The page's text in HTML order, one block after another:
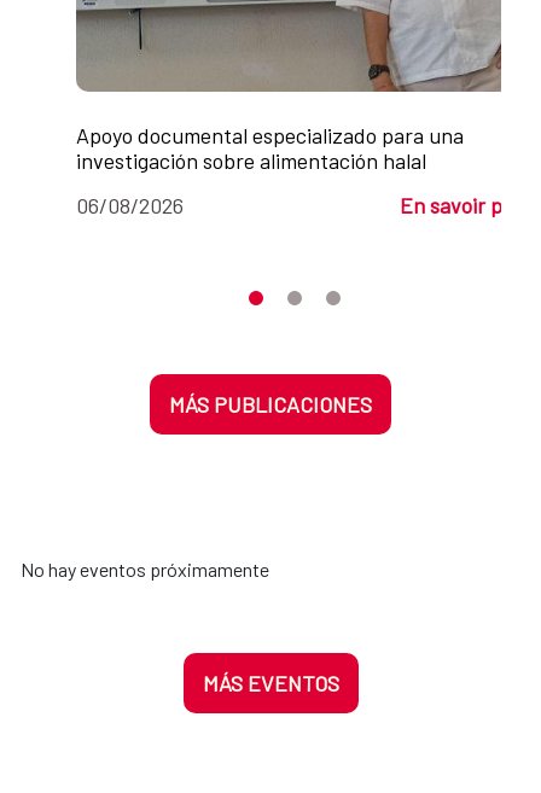
Apoyo documental especializado para una
investigación sobre alimentación halal
06/08/2026
En savoir plus
Desplaza el carrusel hasta su
Desplaza el carrusel hasta su
Desplaza el carrusel
MÁS PUBLICACIONES
No hay eventos próximamente
MÁS EVENTOS